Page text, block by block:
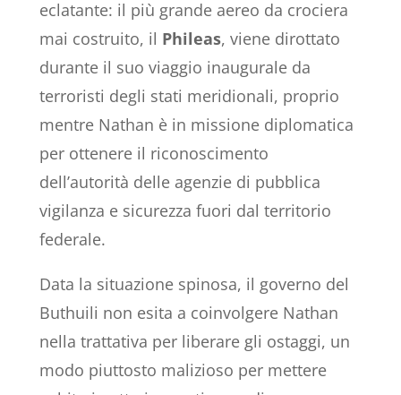
eclatante: il più grande aereo da crociera
mai costruito, il Phileas, viene dirottato
durante il suo viaggio inaugurale da
terroristi degli stati meridionali, proprio
mentre Nathan è in missione diplomatica
per ottenere il riconoscimento
dell’autorità delle agenzie di pubblica
vigilanza e sicurezza fuori dal territorio
federale.
Data la situazione spinosa, il governo del
Buthuili non esita a coinvolgere Nathan
nella trattativa per liberare gli ostaggi, un
modo piuttosto malizioso per mettere